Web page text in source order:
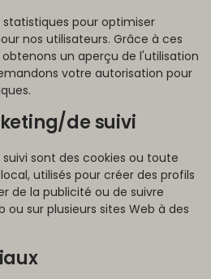
statistiques pour optimiser
nos utilisateurs. Grâce à ces
un aperçu de l'utilisation
votre autorisation pour
de suivi
sont des cookies ou toute
utilisés pour créer des profils
de la publicité ou de suivre
ou sur plusieurs sites Web à des